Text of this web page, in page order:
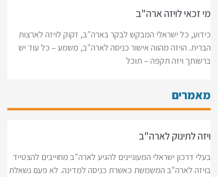
מי זכאי לויזה ארה"ב
כידוע, כל ישראלי המבקש לבקר בארה"ב, זקוק לויזה לארצות
הברית. הויזה מהווה אישור כניסה לארה"ב, משמע – כל עוד יש
ברשותך ויזה תקפה – תוכל
מאמרים
ויזה לתינוק לארה"ב
בעלי דרכון ישראלי המעוניינים להגיע לארה"ב מחוייבים להצטייד
בויזה לארה"ב המשמשת כאשרת כניסה למדינה. לא פעם נשאלת